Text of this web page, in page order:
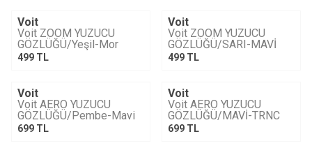
YENI
Voit
Voit ZOOM YÜZÜCÜ
GÖZLÜĞÜ/Yeşil-Mor
499 TL
YENI
Voit
Voit ZOOM YÜZÜCÜ
GÖZLÜĞÜ/SARI-MAVİ
499 TL
YENI
Voit
Voit AERO YÜZÜCÜ
GÖZLÜĞÜ/Pembe-Mavi
699 TL
YENI
Voit
Voit AERO YÜZÜCÜ
GÖZLÜĞÜ/MAVİ-TRNC
699 TL